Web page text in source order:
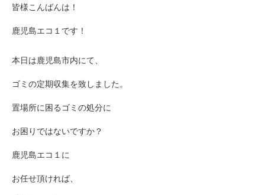
皆様こんばんは！
鹿児島エコ１です！
本日は鹿児島市内にて、
ゴミの定期収集を致しました。
置場所に困るゴミの処分に
お困りではないですか？
鹿児島エコ１に
お任せ頂ければ、